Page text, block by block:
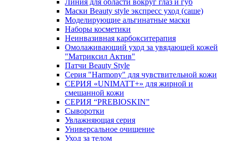
Линия для области вокруг глаз и губ
Маски Beauty style экспресс уход (саше)
Моделирующие альгинатные маски
Наборы косметики
Неинвазивная карбокситерапия
Омолаживающий уход за увядающей кожей
"Матриксил Актив"
Патчи Beauty Style
Серия "Harmony" для чувствительной кожи
СЕРИЯ «UNIMATT+» для жирной и
смешанной кожи
СЕРИЯ “PREBIOSKIN”
Сыворотки
Увлажняющая серия
Универсальное очищение
Уход за телом